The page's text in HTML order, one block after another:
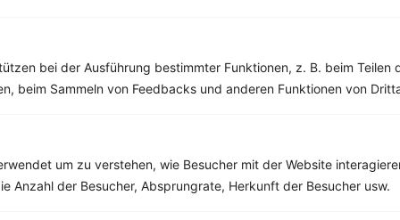
bei der Ausführung bestimmter Funktionen, z. B. beim Teilen
beim Sammeln von Feedbacks und anderen Funktionen von
um zu verstehen, wie Besucher mit der Website
Anzahl der Besucher, Absprungrate, Herkunft der Besucher usw.
Eiweiß:27 g
Kohlehydrate:21 g